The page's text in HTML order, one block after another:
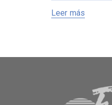
Leer más